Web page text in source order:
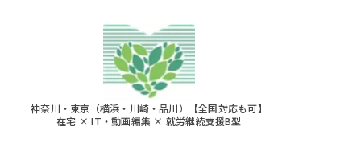
神奈川・東京（横浜・川崎・品川）【全国対応も可】
在宅 × IT・動画編集 × 就労継続支援B型